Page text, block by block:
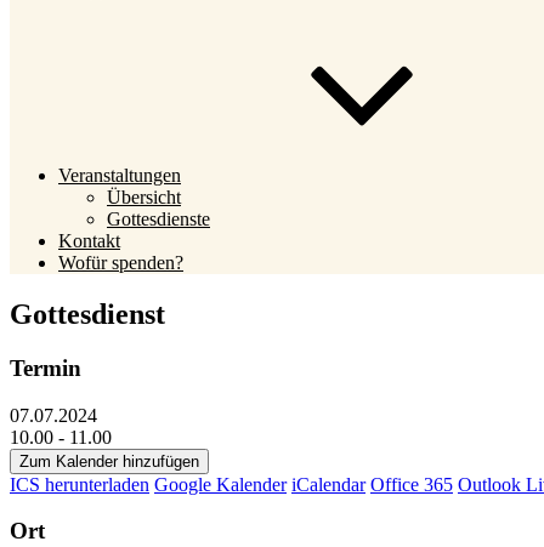
Veranstaltungen
Übersicht
Gottesdienste
Kontakt
Wofür spenden?
Gottesdienst
Termin
07.07.2024
10.00 - 11.00
Zum Kalender hinzufügen
ICS herunterladen Google Kalender iCalendar Office 365 Outlook
Ort